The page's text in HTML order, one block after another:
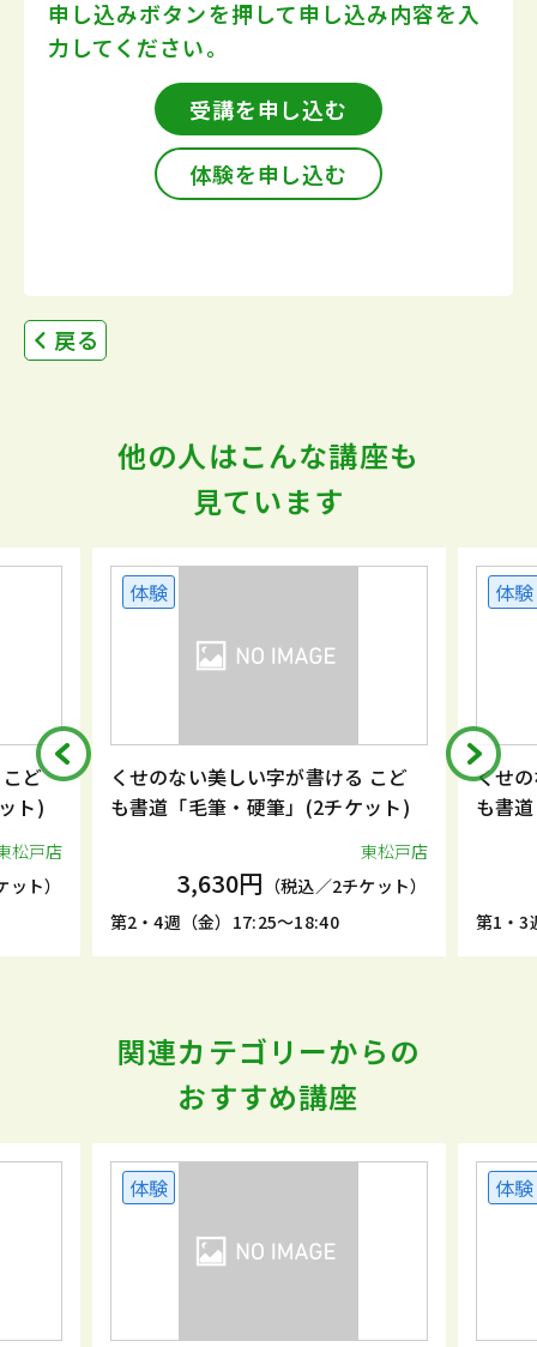
申し込みボタンを押して申し込み内容を入
力してください。
受講を申し込む
体験を申し込む
戻る
他の人はこんな講座も
見ています
ど
ト)
松戸店
ト）
体験
くせのない美しい字が書ける こど
も書道「毛筆・硬筆」(2チケット)
東松戸店
3,630円 （税込／2チケット）
第2・4週（金）17:25～18:40
体験
くせ
も書
第1・3
関連カテゴリーからの
おすすめ講座
体験 体験